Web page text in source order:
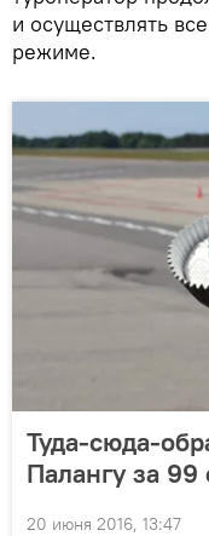
и осуществлять
режиме.
Туда-сюда-
Палангу за 99
20 июня 2016, 13:47